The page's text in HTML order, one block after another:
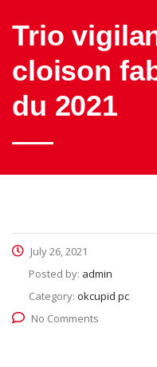
Trio
cloison
du 2021
July 26, 2021
Posted by: admin
Category: okcupid pc
No Comments